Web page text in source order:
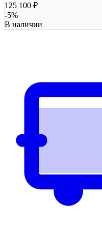
125 100 ₽
-5%
В наличии